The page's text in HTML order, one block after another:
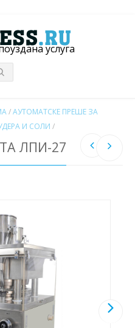
услуга
/АУТОМАТСКЕ ПРЕШЕ ЗА
И СОЛИ /
ЛПИ-27